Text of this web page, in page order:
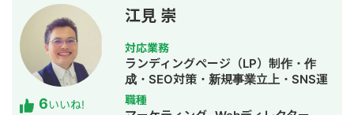
ァネル改善、広告運用など、売上に直
結するマーケティング実務に携わって
きました。 現在は独立し、Meta広告・
Google広告を中心とした広告運用代行
から、広告で獲得した見込み客をLINE
登録へつなげる導線設計、登録後の公
式LINE・Lステップ・UTAGE・エルメ
6いいね!
江見 崇
対応業務
ランディングページ（LP）制作・作
成・SEO対策・新規事業立上・SNS運
用代行・記事作成代行・ライティン
グ・翻訳・ホームページ制作・作成・
職種